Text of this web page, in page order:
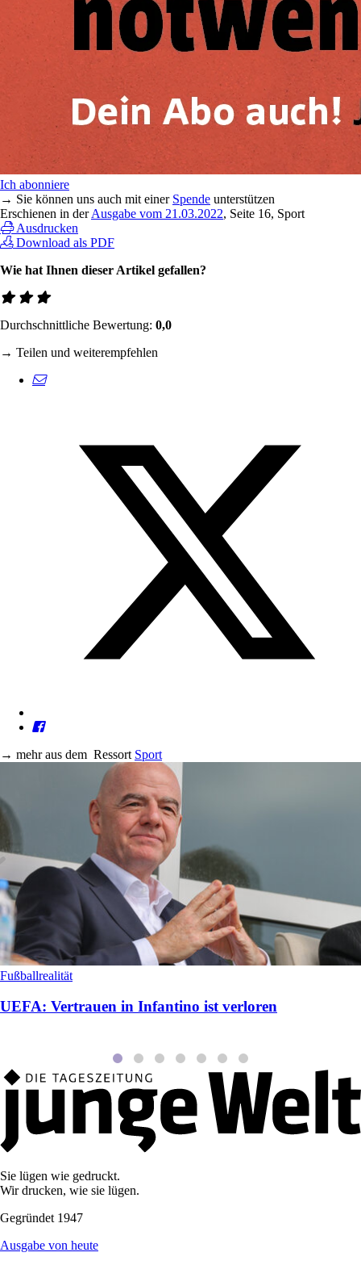
Ich abonniere
→ Sie können uns auch mit einer Spende unterstützen
Erschienen in derAusgabe vom 21.03.2022, Seite 16, Sport
Ausdrucken
Download als PDF
Wie hat Ihnen dieser Artikel gefallen?
Durchschnittliche Bewertung: 0,0
→ Teilen und weiterempfehlen
→ mehr aus dem Ressort Sport
Fußballrealität
UEFA: Vertrauen in Infantino ist verloren
Sie lügen wie gedruckt.
Wir drucken, wie sie lügen.
Gegründet 1947
Ausgabe von heute